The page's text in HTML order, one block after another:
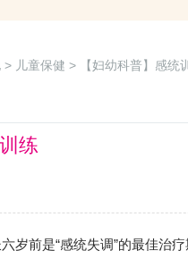
> 儿童保健 > 【妇幼科普】感统
练
前是“感统失调”的最佳治疗